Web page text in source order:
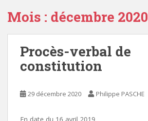
Mois : décembre 2020
Procès-verbal de
constitution
29 décembre 2020 Philippe PASCHE